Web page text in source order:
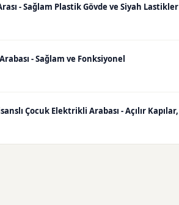
- Sağlam Plastik Gövde ve Siyah Lastikler
- Sağlam ve Fonksiyonel